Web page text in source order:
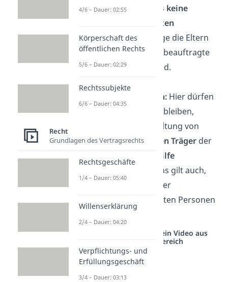
unter Aufsicht gibt es keine
gesetzlich festgelegten
Ausgehzeiten, solange die Eltern
oder eine erziehungsbeauftragte
Person anwesend sind.
Tanzveranstaltungen: Hier dürfen
bleiben,
solange die Veranstaltung von
einemprofessionellen Träger der
Kinder- und Jugendhilfe
ausgetragen wird. Das gilt auch,
wenn keine Eltern oder
erziehungsbeauftragten Personen
Studyflix vernetzt: Hier ein Video aus
einem anderen Bereich
4/6 – Dauer: 02:55
Körperschaft des
öffentlichen Rechts
5/6 – Dauer: 02:29
Rechtssubjekte
6/6 – Dauer: 04:35
Recht
Grundlagen des Vertragsrechts
Rechtsgeschäfte
1/4 – Dauer: 05:40
Willenserklärung
2/4 – Dauer: 04:20
Verpflichtungs- und
Erfüllungsgeschäft
3/4 – Dauer: 03:13